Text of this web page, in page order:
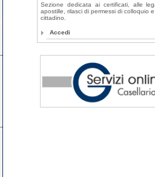
Sezione dedicata ai certificati, alle
apostille, rilasci di permessi di colloquio
cittadino.
Accedi